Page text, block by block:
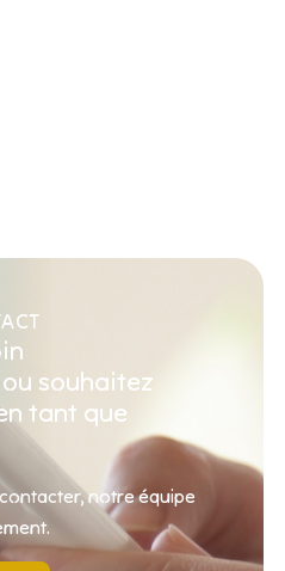
souhaitez
tant que
notre équipe